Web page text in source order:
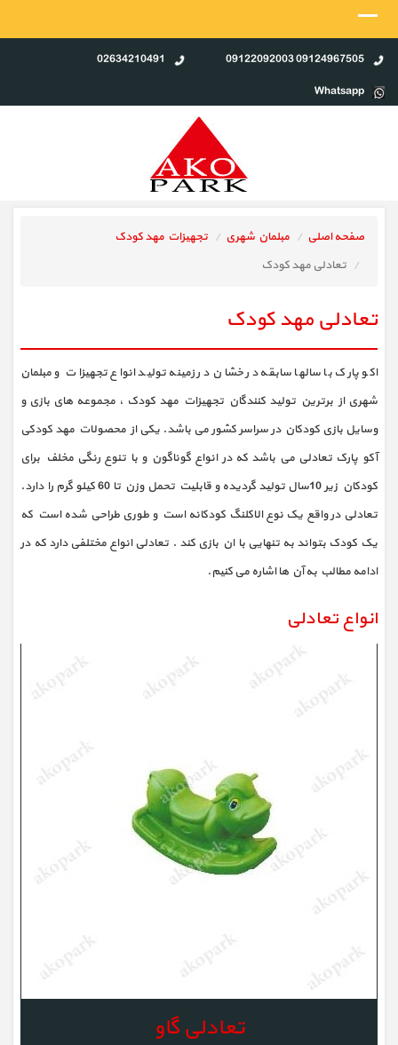
09124967505 09122092003
02634210491
Whatsapp
صفحه اصلی مبلمان شهری
تجهیزات مهد کودک
تعادلی مهد کودک
تعادلی مهد کودک
اکو پارک با سالها سابقه در خشان در زمینه تولید انواع تجهیزات و مبلمان
شهری از برترین تولید کنندگان تجهیزات مهد کودک ، مجموعه های بازی و
وسایل بازی کودکان در سراسر کشور می باشد. یکی از محصولات مهد کودکی
آکو پارک تعادلی می باشد که در انواع گوناگون و با تنوع رنگی مخلف برای
کودکان زیر 10سال تولید گردیده و قابلیت تحمل وزن تا 60 کیلو گرم را دارد.
تعادلی در واقع یک نوع الاکلنگ کودکانه است و طوری طراحی شده است که
یک کودک بتواند به تنهایی با ان بازی کند . تعادلی انواع مختلفی دارد که در
ادامه مطالب به آن ها اشاره می کنیم.
انواع تعادلی
تعادلی گاو